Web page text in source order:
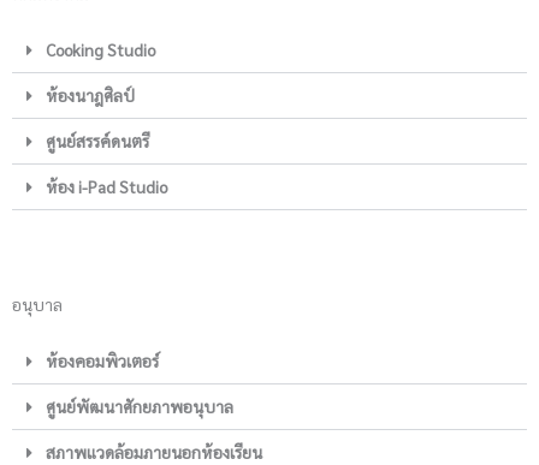
Cooking Studio
ห้องนาฎศิลป์
ศูนย์สรรค์ดนตรี
ห้อง i-Pad Studio
อนุบาล
ห้องคอมพิวเตอร์
ศูนย์พัฒนาศักยภาพอนุบาล
สภาพแวดล้อมภายนอกห้องเรียน